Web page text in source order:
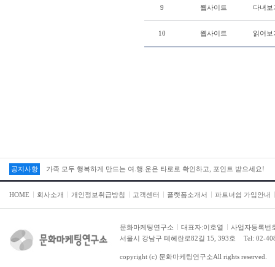
9 웹사이트 다녀보
10 웹사이트 읽어보
공지사항 가족 모두 행복하게 만드는 여.행.운은 타로로 확인하고, 포인트 받으세요!
HOME 회사소개 개인정보취급방침 고객센터 플랫폼소개서 파트너쉽 가입안내
문화마케팅연구소 대표자:이호열
사업자등록번
서울시 강남구 테헤란로82길 15, 393호
Tel: 02-
copyright (c) 문화마케팅연구소All rights reserved.